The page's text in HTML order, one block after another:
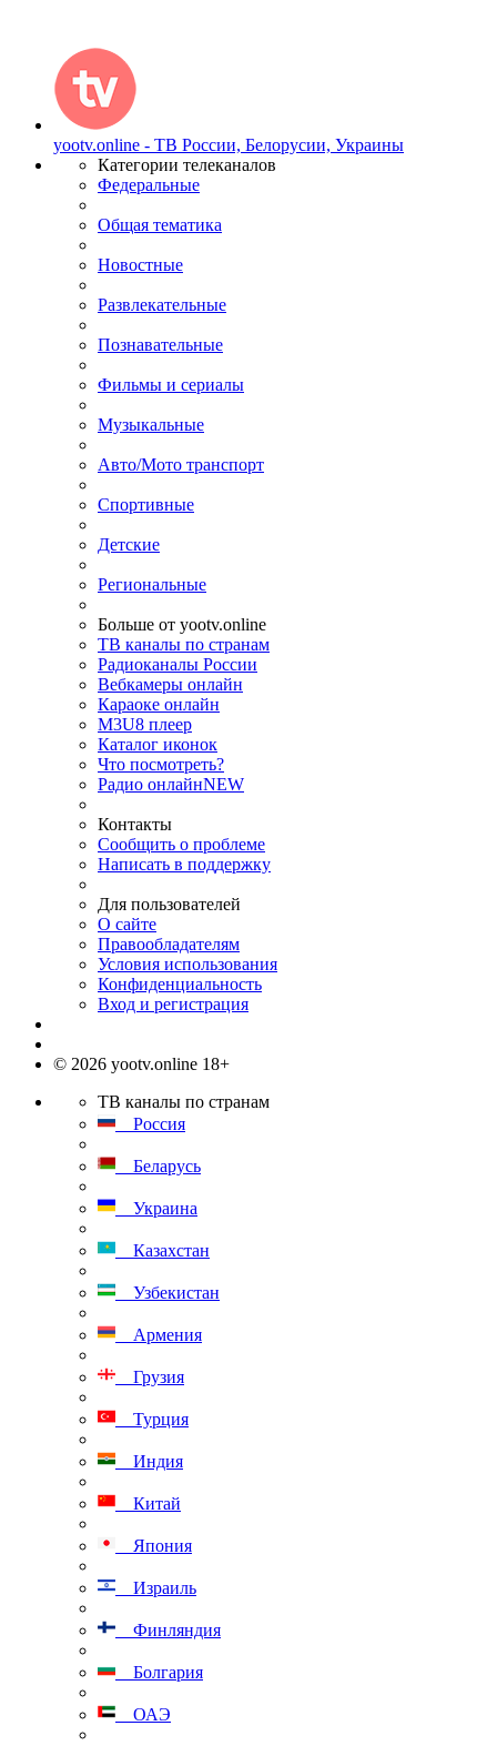
yootv.online - ТВ России, Белорусии, Украины
Категории телеканалов
Федеральные
Общая тематика
Новостные
Развлекательные
Познавательные
Фильмы и сериалы
Музыкальные
Авто/Мото транспорт
Спортивные
Детские
Региональные
Больше от yootv.online
ТВ каналы по странам
Радиоканалы России
Вебкамеры онлайн
Караоке онлайн
M3U8 плеер
Каталог иконок
Что посмотреть?
Радио онлайнNEW
Контакты
Сообщить о проблеме
Написать в поддержку
Для пользователей
О сайте
Правообладателям
Условия использования
Конфиденциальность
Вход и регистрация
© 2026 yootv.online 18+
ТВ каналы по странам
Россия
Беларусь
Украина
Казахстан
Узбекистан
Армения
Грузия
Турция
Индия
Китай
Япония
Израиль
Финляндия
Болгария
ОАЭ